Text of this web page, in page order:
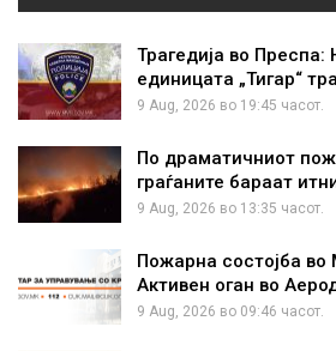
Трагедија во Преспа:
единицата „Тигар“
9 Aug, 2026 во 19:45 часот.
По драматичниот
граѓаните бараат
9 Aug, 2026 во 13:35 часот.
Пожарна состојба во
Активен оган во
9 Aug, 2026 во 09:46 часот.